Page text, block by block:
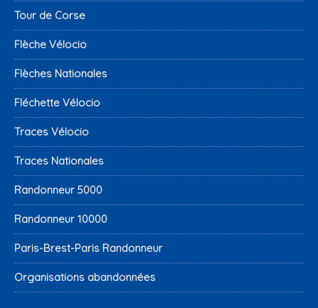
Tour de Corse
Flèche Vélocio
Flèches Nationales
Fléchette Vélocio
Traces Vélocio
Traces Nationales
Randonneur 5000
Randonneur 10000
Paris-Brest-Paris Randonneur
Organisations abandonnées